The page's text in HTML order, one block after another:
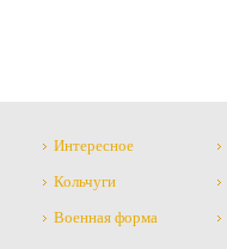
Интересное
Кольчуги
Военная форма